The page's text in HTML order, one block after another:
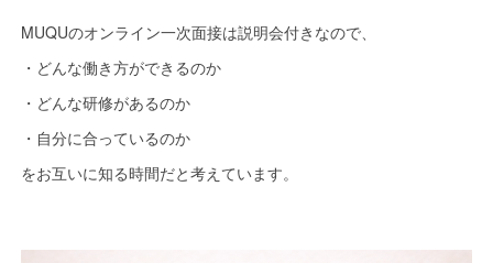
MUQUのオンライン一次面接は説明会付きなので、
・どんな働き方ができるのか
・どんな研修があるのか
・自分に合っているのか
をお互いに知る時間だと考えています。